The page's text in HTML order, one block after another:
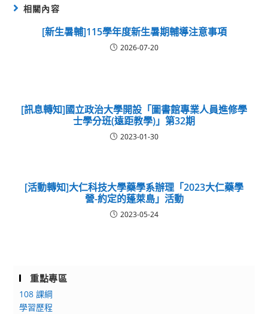
相關內容
[新生暑輔]115學年度新生暑期輔導注意事項
2026-07-20
[訊息轉知]國立政治大學開設「圖書館專業人員進修學
士學分班(遠距教學)」第32期
2023-01-30
[活動轉知]大仁科技大學藥學系辦理「2023大仁藥學
營-約定的蓬萊島」活動
2023-05-24
重點專區
108 課綱
學習歷程